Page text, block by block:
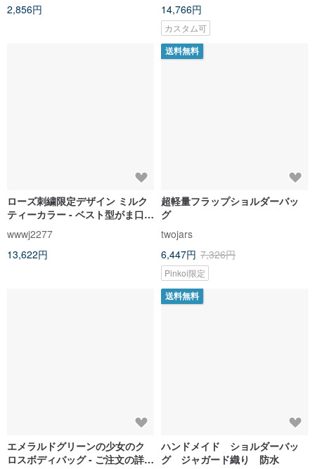
2,856円
14,766円
カスタム可
ローズ刺繍限定デザイン ミルク
ティーカラー - ベスト型がま口ハ
wwwj2277
13,622円
送料無料
超軽量フラップショルダーバッ
グ
twojars
6,447円 7,326円
Pinkoi限定
エメラルドグリーンの少女のク
ロスボディバッグ - ご注文の詳細
送料無料
ハンドメイド ショルダーバッ
グ ジャガード織り 防水